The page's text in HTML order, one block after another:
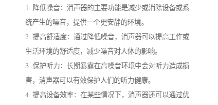
1. 降低噪音：消声器的主要功能是减少或消除设备或系
统产生的噪音，提供一个更安静的环境。
2. 提高舒适度：通过降低噪音，消声器可以提高工作或
生活环境的舒适度，减少噪音对人体的影响。
3. 保护听力：长期暴露在高噪音环境中会对听力造成损
害，消声器可以有效保护人们的听力健康。
4. 提高设备效率：在某些情况下，消声器还可以通过优